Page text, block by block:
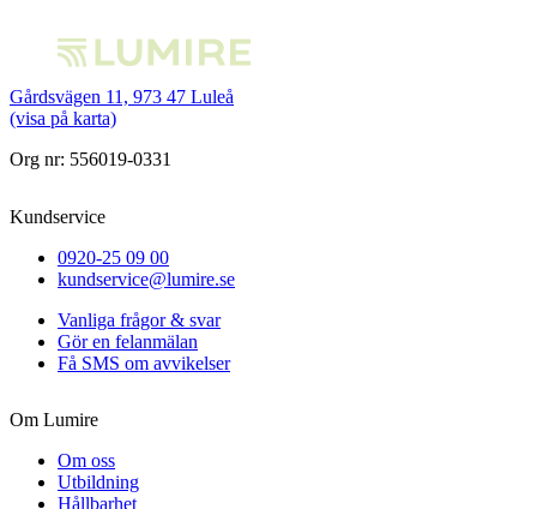
Gårdsvägen 11, 973 47 Luleå
(visa på karta)
Org nr: 556019-0331
Kundservice
0920-25 09 00
kundservice@lumire.se
Vanliga frågor & svar
Gör en felanmälan
Få SMS om avvikelser
Om Lumire
Om oss
Utbildning
Hållbarhet